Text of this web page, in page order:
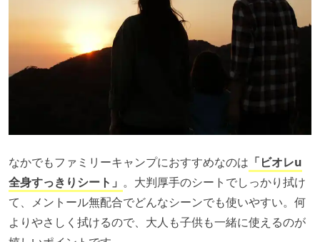
なかでもファミリーキャンプにおすすめなのは 「ビオレu
全身すっきりシート」 。大判厚手のシートでしっかり拭け
て、メントール無配合でどんなシーンでも使いやすい。何
よりやさしく拭けるので、大人も子供も一緒に使えるのが